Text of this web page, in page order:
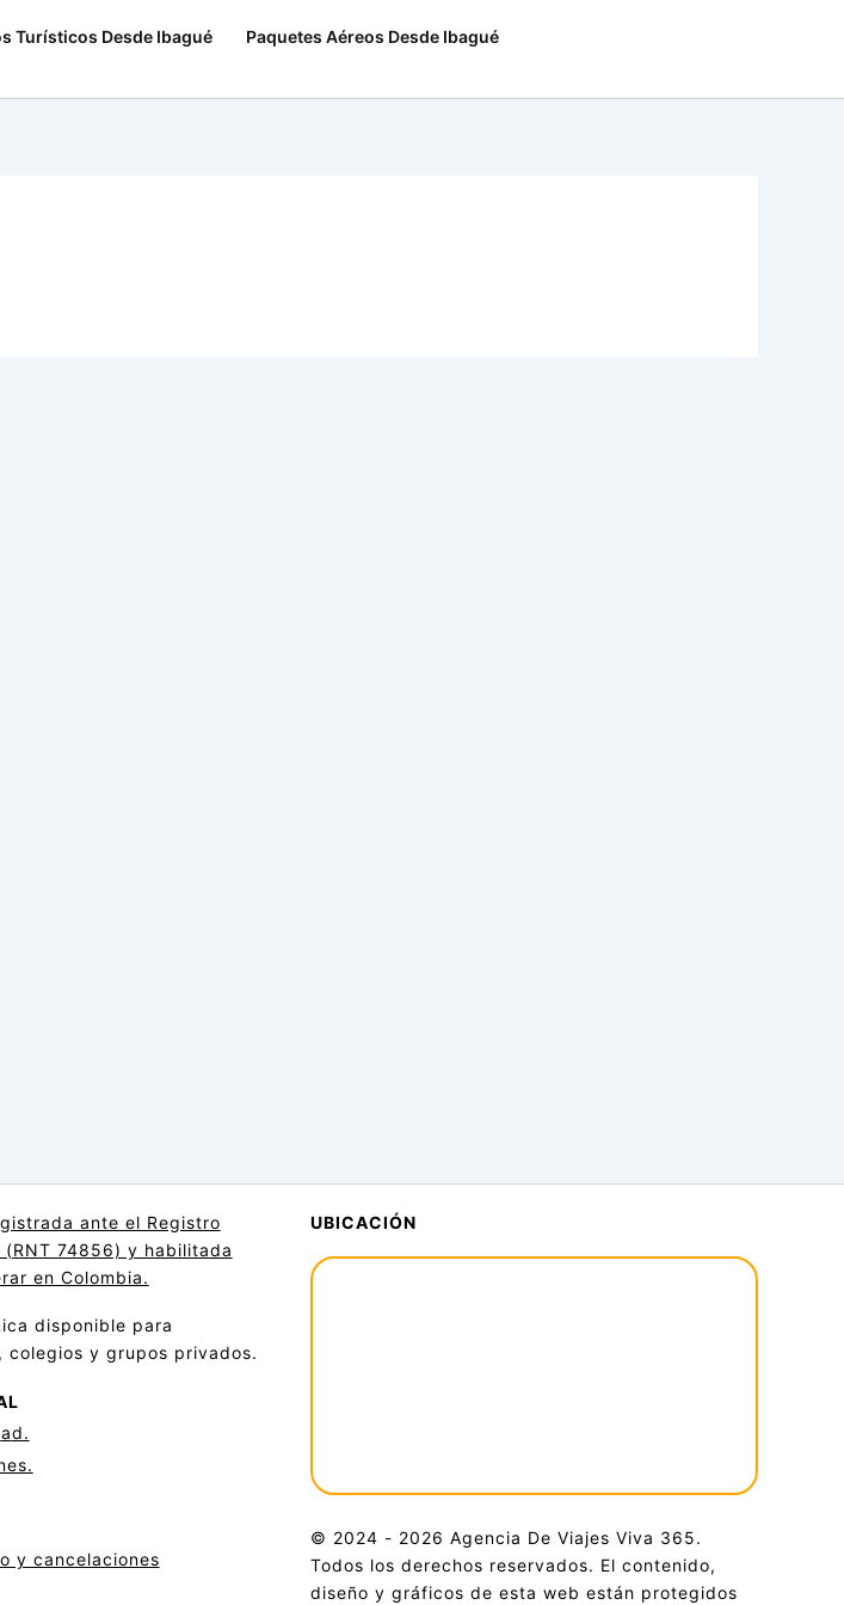
Turísticos Desde Ibagué
Paquetes Aéreos Desde Ibagué
ante el Registro
(RNT 74856) y habilitada
en Colombia.
disponible para
colegios y grupos privados.
ad.
y cancelaciones
UBICACIÓN
© 2024 - 2026 Agencia De Viajes Viva 365.
Todos los derechos reservados. El contenido,
diseño y gráficos de esta web están protegidos